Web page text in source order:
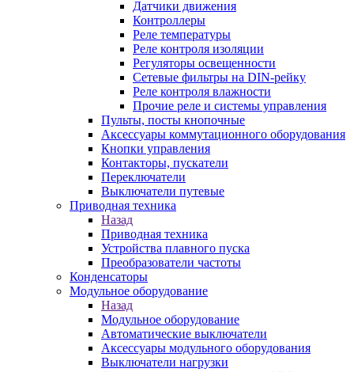
Датчики движения
Контроллеры
Реле температуры
Реле контроля изоляции
Регуляторы освещенности
Сетевые фильтры на DIN-рейку
Реле контроля влажности
Прочие реле и системы управления
Пульты, посты кнопочные
Аксессуары коммутационного оборудования
Кнопки управления
Контакторы, пускатели
Переключатели
Выключатели путевые
Приводная техника
Назад
Приводная техника
Устройства плавного пуска
Преобразователи частоты
Конденсаторы
Модульное оборудование
Назад
Модульное оборудование
Автоматические выключатели
Аксессуары модульного оборудования
Выключатели нагрузки